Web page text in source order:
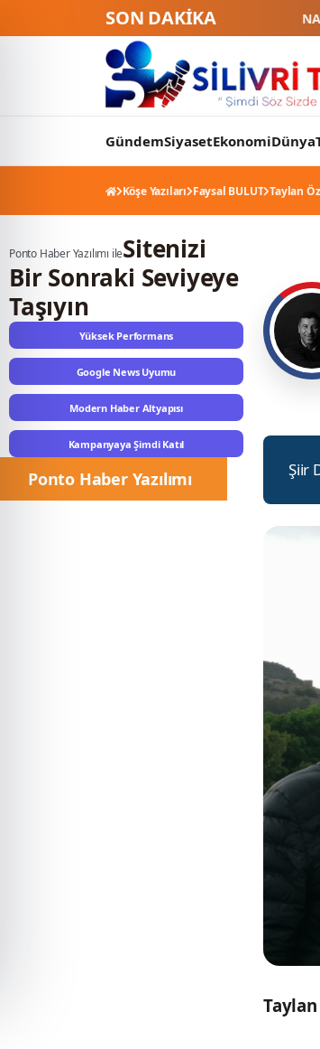
SON DAKİKANASA Ay Üssü
GündemSiyasetEkonomiDünya
Köşe Yazıları Faysal BULUT Taylan
Ponto Haber Yazılımı ileSitenizi
Bir Sonraki Seviyeye
Taşıyın
Yüksek Performans
Google News Uyumu
Modern Haber Altyapısı
Kampanyaya Şimdi Katıl
Ponto Haber Yazılımı Şiir
Taylan